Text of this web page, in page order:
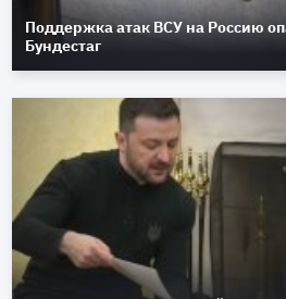
Поддержка атак ВСУ на Россию
Бундестаг